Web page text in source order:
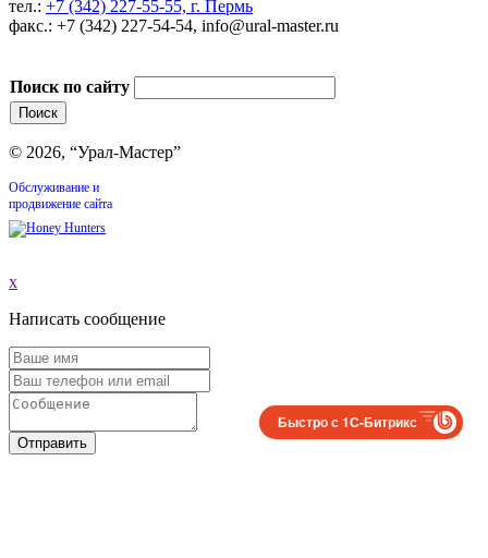
тел.: +7 (342) 227-55-55, г. Пермь
факс.: +7 (342) 227-54-54, info@ural-master.ru
Поиск по сайту
© 2026, “Урал-Мастер”
Обслуживание и
продвижение сайта
x
Написать сообщение
Отправить
Быстро с 1С-Битрикс